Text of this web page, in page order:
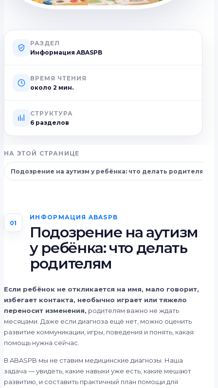
РАЗДЕЛ
Информация ABASPB
ВРЕМЯ ЧТЕНИЯ
около 2 мин.
СТРУКТУРА
6 разделов
НА ЭТОЙ СТРАНИЦЕ
Подозрение на аутизм у ребёнка: что делать родителям
01
ИНФОРМАЦИЯ ABASPB
Подозрение на аутизм
у ребёнка: что делать
родителям
Если ребёнок не откликается на имя, мало говорит,
избегает контакта, необычно играет или тяжело
переносит изменения, родителям важно не ждать
месяцами. Даже если диагноза ещё нет, можно оценить
развитие коммуникации, игры, поведения и понять, какая
помощь нужна сейчас.
В ABASPB мы не ставим медицинские диагнозы. Наша
задача — увидеть, какие навыки уже есть, какие мешают
развитию, и составить практичный план помощи для